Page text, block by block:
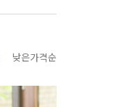
낮은가격순